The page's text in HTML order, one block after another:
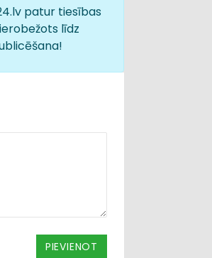
patur tiesības
līdz
PIEVIENOT